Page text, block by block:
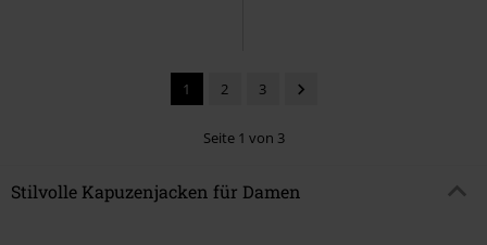
1 2 3
Seite 1 von 3
Stilvolle Kapuzenjacken für Damen